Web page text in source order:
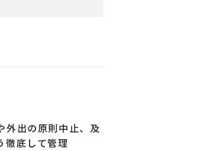
外出の原則中止、及
徹底して管理